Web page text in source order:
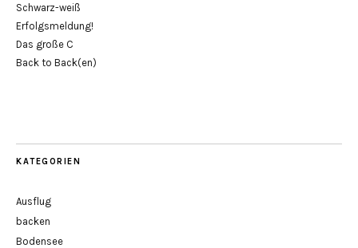
Schwarz-weiß
Erfolgsmeldung!
Das große C
Back to Back(en)
KATEGORIEN
Ausflug
backen
Bodensee